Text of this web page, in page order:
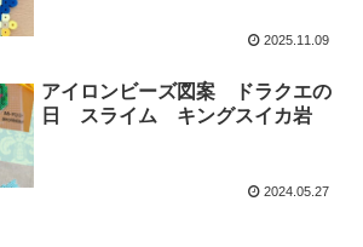
2025.11.09
アイロンビーズ図案 ドラクエの
日 スライム キングスイカ岩
2024.05.27